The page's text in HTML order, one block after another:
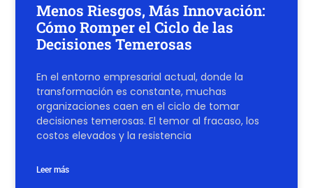
Menos Riesgos, Más Innovación:
Cómo Romper el Ciclo de las
Decisiones Temerosas
En el entorno empresarial actual, donde la
transformación es constante, muchas
organizaciones caen en el ciclo de tomar
decisiones temerosas. El temor al fracaso, los
costos elevados y la resistencia
Leer más